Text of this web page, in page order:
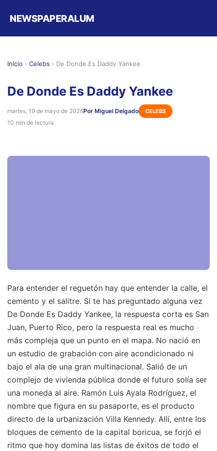
NEWSPAPERALUM
Inicio › Celebs › De Donde Es Daddy Yankee
De Donde Es Daddy Yankee
martes, 19 de mayo de 2026Por Miguel Delgado CELEBS
10 min de lectura
Para entender el reguetón hay que entender la calle, el
cemento y el salitre. Si te has preguntado alguna vez
De Donde Es Daddy Yankee, la respuesta corta es San
Juan, Puerto Rico, pero la respuesta real es mucho
más compleja que un punto en el mapa. No nació en
un estudio de grabación con aire acondicionado ni
bajo el ala de una gran multinacional. Salió de un
complejo de vivienda pública donde el futuro solía ser
una moneda al aire. Ramón Luis Ayala Rodríguez, el
nombre que figura en su pasaporte, es el producto
directo de la urbanización Villa Kennedy. Allí, entre los
bloques de cemento de la capital boricua, se forjó el
ritmo que hoy domina las listas de éxitos de todo el